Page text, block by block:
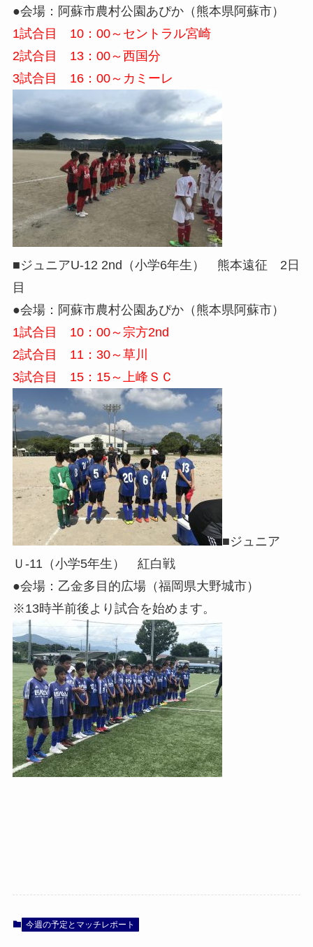
●会場：阿蘇市農村公園あぴか（熊本県阿蘇市）
1試合目 10：00～セントラル宮崎
2試合目 13：00～西国分
3試合目 16：00～カミーレ
■ジュニアU-12 2nd（小学6年生） 熊本遠征 2日
目
●会場：阿蘇市農村公園あぴか（熊本県阿蘇市）
1試合目 10：00～宗方2nd
2試合目 11：30～草川
3試合目 15：15～上峰ＳＣ
■ジュニア
Ｕ-11（小学5年生） 紅白戦
●会場：乙金多目的広場（福岡県大野城市）
※13時半前後より試合を始めます。
今週の予定とマッチレポート